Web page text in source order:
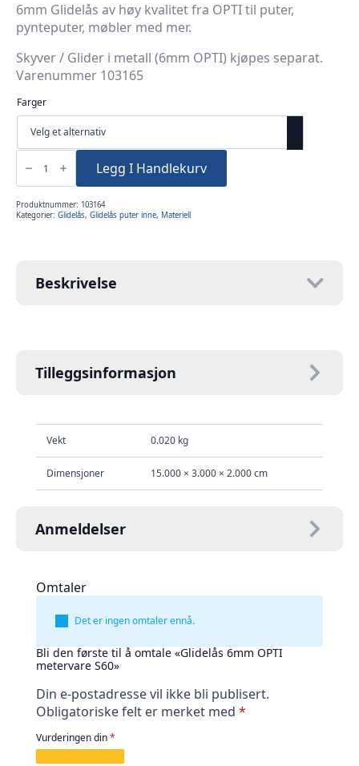
6mm Glidelås av høy kvalitet fra OPTI til puter,
pynteputer, møbler med mer.
Skyver / Glider i metall (6mm OPTI) kjøpes separat.
Varenummer 103165
Farger
Glidelås
OPTI
metervare
antall
Legg I Handlekurv
Produktnummer: 103164
Kategorier: Glidelås, Glidelås puter inne, Materiell
Beskrivelse
Tilleggsinformasjon
Vekt 0.020 kg
Dimensjoner 15.000 × 3.000 × 2.000 cm
Anmeldelser
Omtaler
Det er ingen omtaler ennå.
Bli den første til å omtale «Glidelås 6mm OPTI
metervare S60»
Din e-postadresse vil ikke bli publisert.
Obligatoriske felt er merket med *
Vurderingen din*